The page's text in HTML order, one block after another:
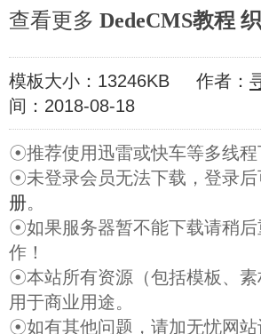
查看更多 DedeCMS教程
模板大小：13246KB 作者：
间：2018-08-18
☉推荐使用迅雷或快车等多线
☉未登录会员无法下载，登录
册。
☉如果服务器暂不能下载请稍
作！
☉本站所有资源（包括模板、
用于商业用途。
☉如有其他问题，请加无忧网